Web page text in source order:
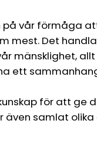
på vår förmåga
mest. Det
mänsklighet,
ett
för att ge
även samlat